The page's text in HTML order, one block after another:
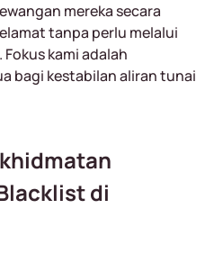
mereka secara
tanpa perlu melalui
kami adalah
bagi kestabilan aliran tunai
di